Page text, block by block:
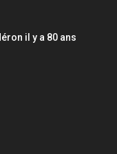
il y a 80 ans